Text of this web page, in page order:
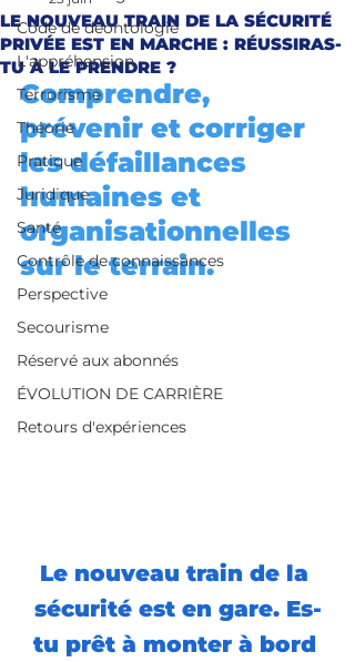
Code de déontologie
L'appréhension
Terrorisme
Théorie
Pratique
Juridique
Santé
Contrôle de connaissances
Perspective
Secourisme
Réservé aux abonnés
ÉVOLUTION DE CARRIÈRE
Retours d'expériences
LE NOUVEAU TRAIN DE LA SÉCURITÉ
PRIVÉE EST EN MARCHE : RÉUSSIRAS-
TU À LE PRENDRE ?
Comprendre,
prévenir et corriger
les défaillances
humaines et
organisationnelles
sur le terrain.
Le nouveau train de la
sécurité est en gare. Es-
tu prêt à monter à bord